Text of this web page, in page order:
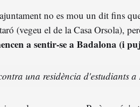
no es mou un dit fins
(vegeu el de la Casa Orsola),
a sentir-se a Badalona (i
una residència d'estudiants a